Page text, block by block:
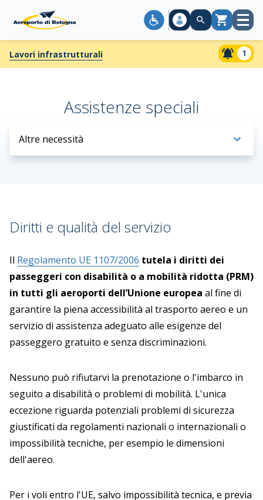
CarrelloApri
Lavori infrastrutturali 1
Assistenze speciali
Altre necessità
Diritti e qualità del servizio
Il Regolamento UE 1107/2006 tutela i diritti dei
passeggeri con disabilità o a mobilità ridotta (PRM)
in tutti gli aeroporti dell’Unione europea al fine di
garantire la piena accessibilità al trasporto aereo e un
servizio di assistenza adeguato alle esigenze del
passeggero gratuito e senza discriminazioni.
Nessuno può rifiutarvi la prenotazione o l'imbarco in
seguito a disabilità o problemi di mobilità. L'unica
eccezione riguarda potenziali problemi di sicurezza
giustificati da regolamenti nazionali o internazionali o
impossibilità tecniche, per esempio le dimensioni
dell'aereo.
Per i voli entro l'UE, salvo impossibilità tecnica, e previa